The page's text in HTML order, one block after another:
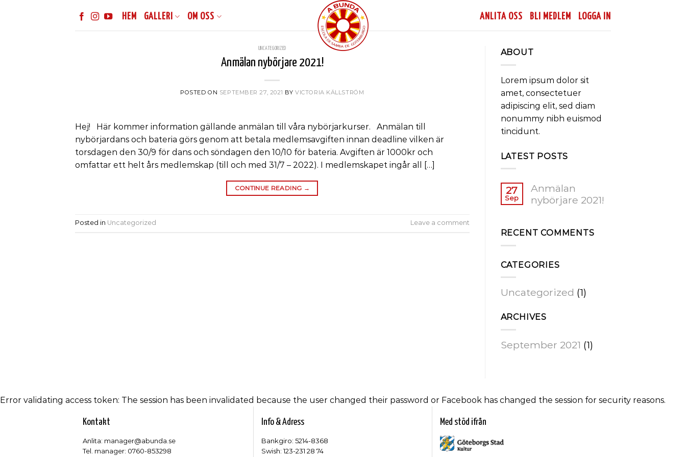
HEM GALLERI OM OSS ANLITA OSS BLI MEDLEM LOGGA IN
UNCATEGORIZED
Anmälan nybörjare 2021!
POSTED ON SEPTEMBER 27, 2021 BYVICTORIA KÄLLSTRÖM
Hej! Här kommer information gällande anmälan till våra nybörjarkurser. Anmälan till
nybörjardans och bateria görs genom att betala medlemsavgiften innan deadline vilken är
torsdagen den 30/9 för dans och söndagen den 10/10 för bateria. Avgiften är 1000kr och
omfattar ett helt års medlemskap (till och med 31/7 – 2022). I medlemskapet ingår all […]
CONTINUE READING →
Posted in Uncategorized Leave a comment
ABOUT
Lorem ipsum dolor sit
amet, consectetuer
adipiscing elit, sed diam
nonummy nibh euismod
tincidunt.
LATEST POSTS
27
Sep
Anmälan
nybörjare 2021!
RECENT COMMENTS
CATEGORIES
Uncategorized (1)
ARCHIVES
September 2021 (1)
Error validating access token: The session has been invalidated because the user changed their password or Facebook has changed the session for security reasons.
Kontakt
Anlita: manager@abunda.se
Tel. manager: 0760-853298
Info & Adress
Bankgiro: 5214-8368
Swish: 123-231 28 74
Med stöd ifrån